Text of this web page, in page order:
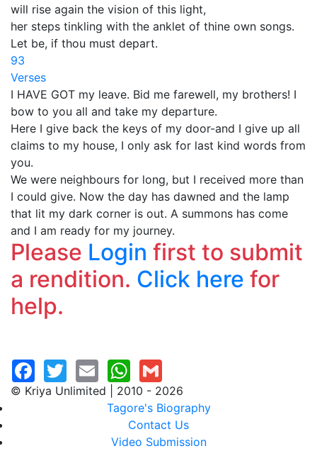
will rise again the vision of this light,
her steps tinkling with the anklet of thine own songs.
Let be, if thou must depart.
93
Verses
I HAVE GOT my leave. Bid me farewell, my brothers! I
bow to you all and take my departure.
Here I give back the keys of my door-and I give up all
claims to my house, I only ask for last kind words from
you.
We were neighbours for long, but I received more than
I could give. Now the day has dawned and the lamp
that lit my dark corner is out. A summons has come
and I am ready for my journey.
Please Login first to submit
a rendition. Click here for
help.
© Kriya Unlimited | 2010 - 2026
Tagore's Biography
Contact Us
Video Submission